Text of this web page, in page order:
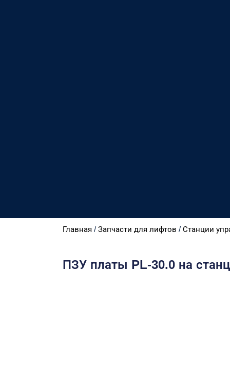
Главная / Запчасти для лифтов / Станции
ПЗУ платы PL-30.0 на